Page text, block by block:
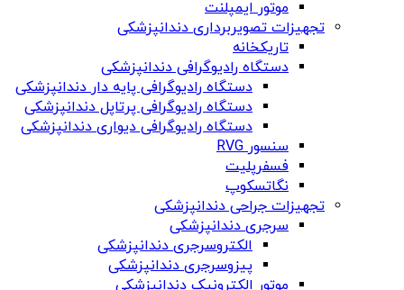
موتور ایمپلنت
تجهیزات تصویربرداری دندانپزشکی
تاریکخانه
دستگاه‌ رادیوگرافی دندانپزشکی
دستگاه رادیوگرافی پایه دار دندانپزشکی
دستگاه رادیوگرافی پرتاپل دندانپزشکی
دستگاه رادیوگرافی دیواری دندانپزشکی
سنسور RVG
فسفرپلیت
نگاتسکوپ
تجهیزات جراحی دندانپزشکی
سرجری دندانپزشکی
الکتروسرجری دندانپزشکی
پیزوسرجری دندانپزشکی
موتور الکترونیک دندانپزشکی